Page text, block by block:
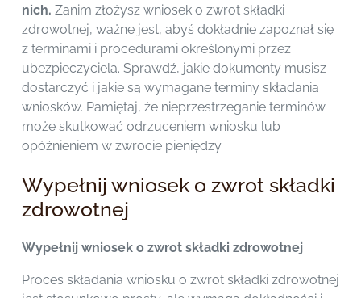
nich. Zanim złożysz wniosek o zwrot składki
zdrowotnej, ważne jest, abyś dokładnie zapoznał się
z terminami i procedurami określonymi przez
ubezpieczyciela. Sprawdź, jakie dokumenty musisz
dostarczyć i jakie są wymagane terminy składania
wniosków. Pamiętaj, że nieprzestrzeganie terminów
może skutkować odrzuceniem wniosku lub
opóźnieniem w zwrocie pieniędzy.
Wypełnij wniosek o zwrot składki
zdrowotnej
Wypełnij wniosek o zwrot składki zdrowotnej
Proces składania wniosku o zwrot składki zdrowotnej